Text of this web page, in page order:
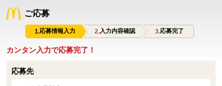
ご応募
応募情報入力 入力内容確認 応募完了
カンタン入力で応募完了！
応募先